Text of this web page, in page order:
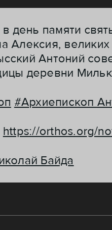
в день памяти
Алексия,
Антоний
деревни
#Архиепископ
https://orthos.org/
Байда